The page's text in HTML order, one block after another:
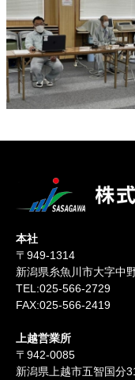
本社
〒949-1314
新潟県糸魚川市大字中
TEL:025-566-2729
FAX:025-566-2419
上越営業所
〒942-0085
新潟県上越市五智国分